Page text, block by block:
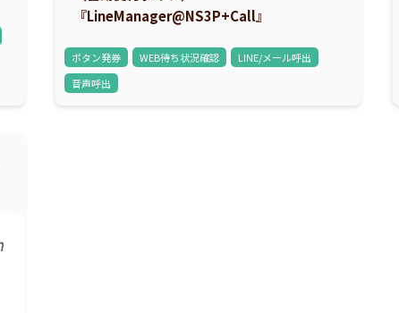
『LineManager@NS3P+Call』
ボタン発券 WEB待ち状況確認
LINE/メール呼出
音声呼出